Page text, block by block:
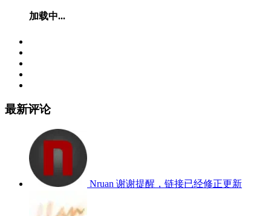
加载中...
最新评论
Nruan 谢谢提醒，链接已经修正更新